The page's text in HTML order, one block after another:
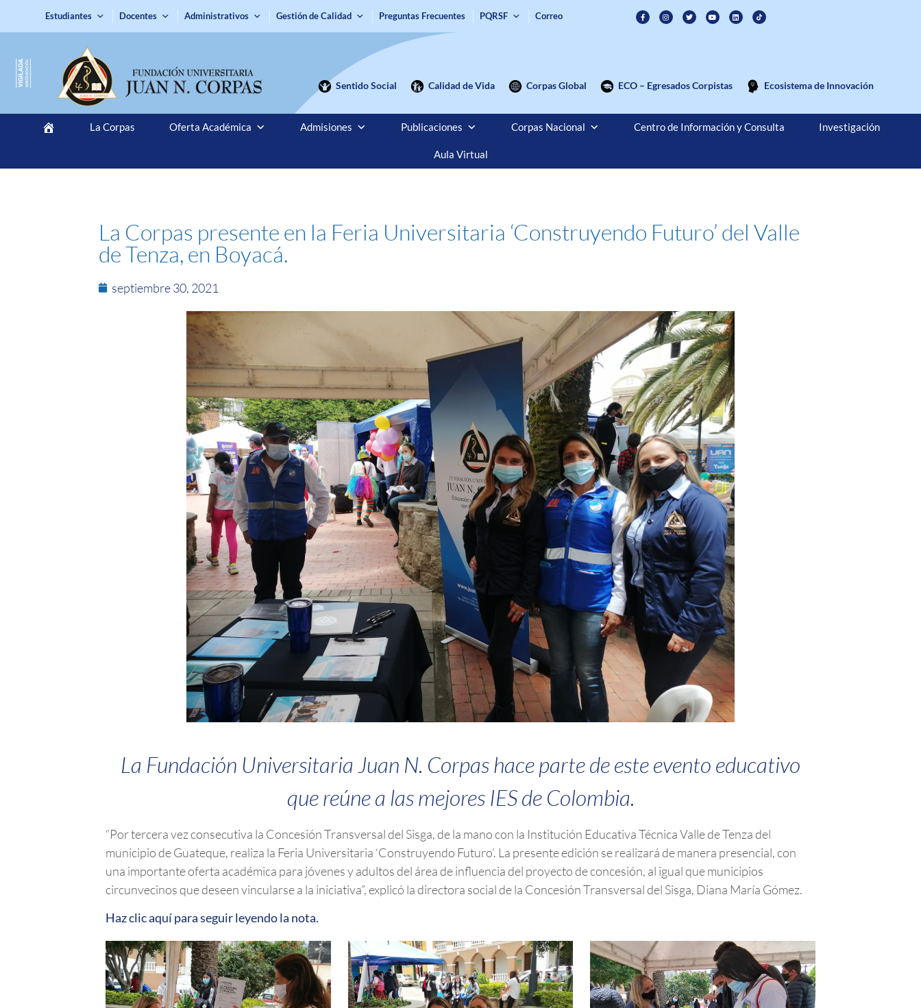
Estudiantes Docentes Administrativos Gestión de Calidad Preguntas Frecuentes PQRSF Correo
Sentido Social Calidad de Vida Corpas Global ECO – Egresados Corpistas Ecosistema de Innovación
La Corpas Oferta Académica Admisiones Publicaciones Corpas Nacional Centro de Información y Consulta Investigación
Aula Virtual
La Corpas presente en la Feria Universitaria ‘Construyendo Futuro’ del Valle
de Tenza, en Boyacá.
septiembre 30, 2021
La Fundación Universitaria Juan N. Corpas hace parte de este evento educativo
que reúne a las mejores IES de Colombia.
“Por tercera vez consecutiva la Concesión Transversal del Sisga, de la mano con la Institución Educativa Técnica Valle de Tenza del
municipio de Guateque, realiza la Feria Universitaria ‘Construyendo Futuro’. La presente edición se realizará de manera presencial, con
una importante oferta académica para jóvenes y adultos del área de influencia del proyecto de concesión, al igual que municipios
circunvecinos que deseen vincularse a la iniciativa”, explicó la directora social de la Concesión Transversal del Sisga, Diana María Gómez.
Haz clic aquí para seguir leyendo la nota.